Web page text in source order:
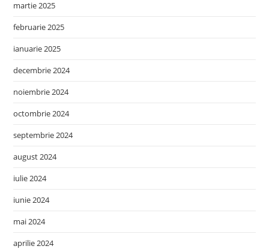
martie 2025
februarie 2025
ianuarie 2025
decembrie 2024
noiembrie 2024
octombrie 2024
septembrie 2024
august 2024
iulie 2024
iunie 2024
mai 2024
aprilie 2024